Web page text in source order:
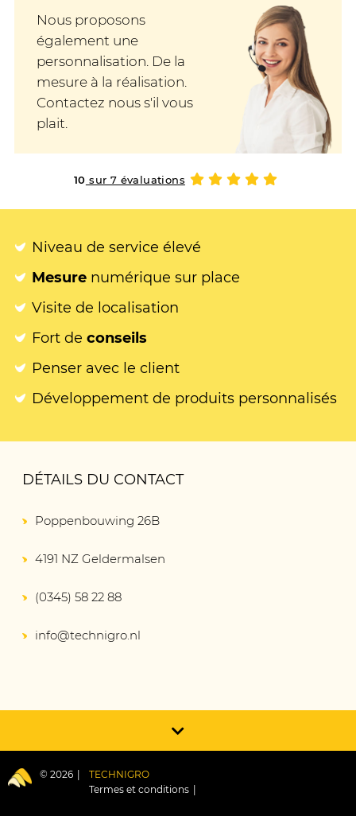
Nous proposons
également une
personnalisation. De la
mesure à la réalisation.
Contactez nous s'il vous
plait.
10 sur 7 évaluations
Niveau de service élevé
Mesure numérique sur place
Visite de localisation
Fort de conseils
Penser avec le client
Développement de produits personnalisés
DÉTAILS DU CONTACT
Poppenbouwing 26B
4191 NZ Geldermalsen
(0345) 58 22 88
info@technigro.nl
© 2026
TECHNIGRO
Termes et conditions